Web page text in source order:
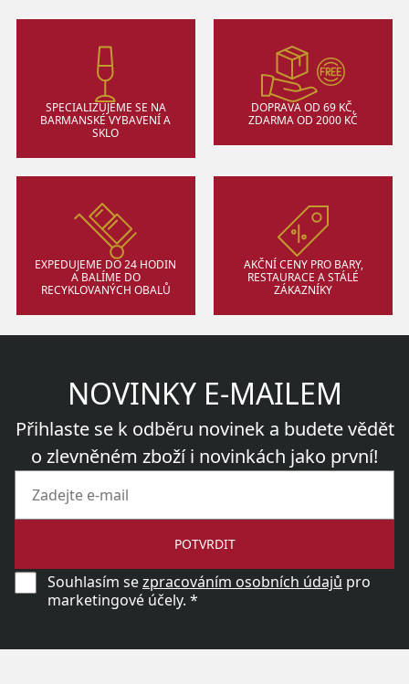
SPECIALIZUJEME SE NA
BARMANSKÉ VYBAVENÍ A
SKLO
DOPRAVA OD 69 KČ,
ZDARMA OD 2000 KČ
EXPEDUJEME DO 24 HODIN
A BALÍME DO
RECYKLOVANÝCH OBALŮ
AKČNÍ CENY PRO BARY,
RESTAURACE A STÁLÉ
ZÁKAZNÍKY
NOVINKY E-MAILEM
Přihlaste se k odběru novinek a budete vědět
o zlevněném zboží i novinkách jako první!
POTVRDIT
Souhlasím sezpracováním osobních údajů pro
marketingové účely. *